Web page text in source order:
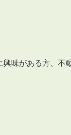
興味がある方、